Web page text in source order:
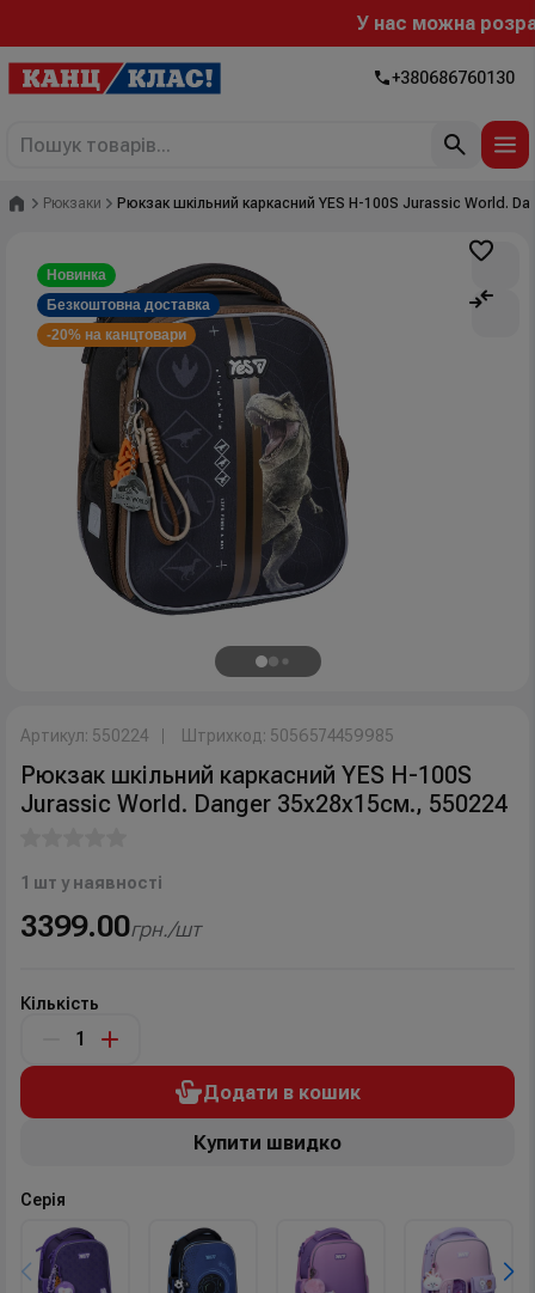
У нас можна
+380686760130
Головна
Рюкзаки Рюкзак шкільний каркасний YES H-100S Jurassic World.
Новинка
Безкоштовна доставка
-20% на канцтовари
Артикул: 550224 Штрихкод: 5056574459985
Рюкзак шкільний каркасний YES H-100S
Jurassic World. Danger 35х28х15см., 550224
1 шт у наявності
3399.00грн./шт
Кількість
Додати в кошик
Купити швидко
Серія